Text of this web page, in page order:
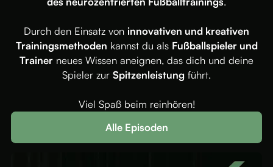
Durch den Einsatz von innovativen und kreativen
Trainingsmethoden kannst du als Fußballspieler und
Trainer neues Wissen aneignen, das dich und deine
Spieler zur Spitzenleistung führt.
Viel Spaß beim reinhören!
Alle Episoden